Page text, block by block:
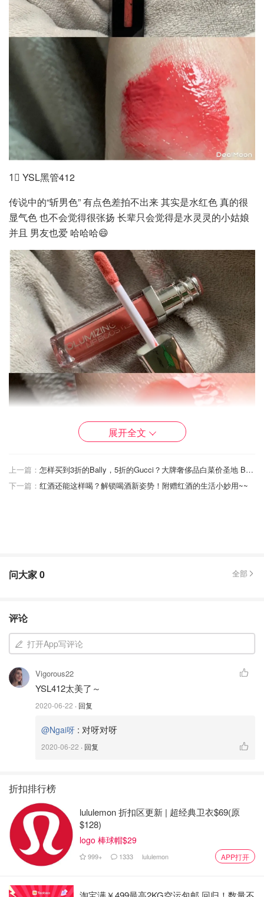
1⃣️ YSL黑管412
传说中的“斩男色” 有点色差拍不出来 其实是水红色 真的很
显气色 也不会觉得很张扬 长辈只会觉得是水灵灵的小姑娘
并且 男友也爱 哈哈哈😄
觉🤣（这张图没太大色差）
3⃣️ HEDONE脱脂微笑
展开全文
上一篇：
怎样买到3折的Bally，5折的Gucci？大牌奢侈品白菜价圣地 Brandalley购物全指南！
下一篇： 红酒还能这样喝？解锁喝酒新姿势！附赠红酒的生活小妙用~~
问大家0 全部
评论
打开App写评论
Vigorous22
YSL412太美了～
2020-06-22 · 回复
@Ngai呀 : 对呀对呀
2020-06-22 · 回复
折扣排行榜
lululemon 折扣区更新 | 超经典卫衣$69(原
$128)
logo 棒球帽$29
999+ 1333 lululemon APP打开